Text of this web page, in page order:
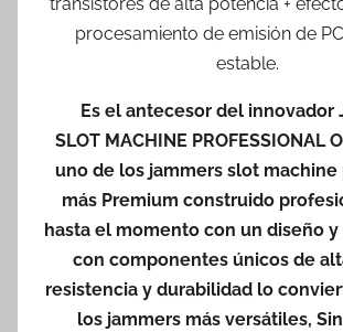
procesamiento de emisión de
estable.
Es el antecesor del innovador
SLOT MACHINE PROFESSIONAL
uno de los jammers slot
más Premium construido
hasta el momento con un diseño y
con componentes únicos de
resistencia y durabilidad lo
los jammers más versátiles,